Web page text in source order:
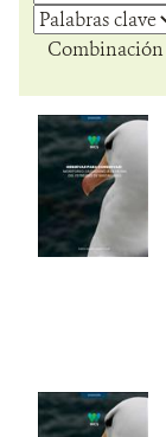
Combinación